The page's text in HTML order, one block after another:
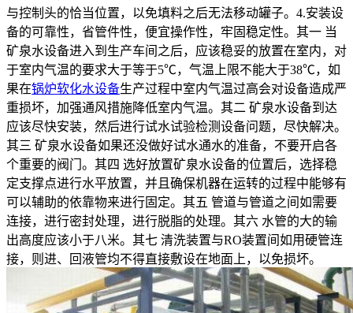
与控制头的恰当位置，以免填料之后无法移动罐子。4.安装设
备的可靠性，省管件性，便宜操作性，牢固稳定性。其一 当
矿泉水设备进入到生产车间之后，应该稳妥的放置在室内，对
于室内气温的要求大于等于5℃，气温上限不能大于38℃，如
果在锅炉软化水设备生产过程中室内气温过高会对设备造成严
重损坏，加强通风措施降低室内气温。其二 矿泉水设备到达
应该尽快安装，然后进行试水试验检测设备问题，尽快解决。
其三 矿泉水设备如果还没做好试水通水的准备，不要开启各
个重要的阀门。其四 选好放置矿泉水设备的位置后，选择稳
定支撑点进行水平放置，并且确保机器在运转的过程中能够有
可以辅助的依靠物来进行固定。其五 管道与管道之间如需要
连接，进行密封处理，进行脱脂的处理。其六 水管的大的输
出高度应该小于八米。其七 清洗装置与RO装置间如用硬管连
接，则进、回液管均不得直接敷设在地面上，以免损坏。